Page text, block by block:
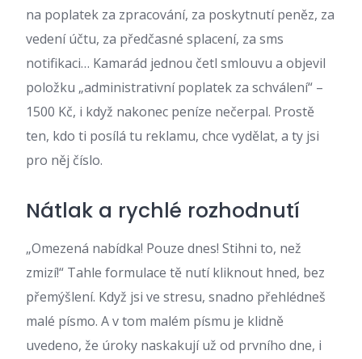
na poplatek za zpracování, za poskytnutí peněz, za
vedení účtu, za předčasné splacení, za sms
notifikaci… Kamarád jednou četl smlouvu a objevil
položku „administrativní poplatek za schválení“ –
1500 Kč, i když nakonec peníze nečerpal. Prostě
ten, kdo ti posílá tu reklamu, chce vydělat, a ty jsi
pro něj číslo.
Nátlak a rychlé rozhodnutí
„Omezená nabídka! Pouze dnes! Stihni to, než
zmizí!“ Tahle formulace tě nutí kliknout hned, bez
přemýšlení. Když jsi ve stresu, snadno přehlédneš
malé písmo. A v tom malém písmu je klidně
uvedeno, že úroky naskakují už od prvního dne, i